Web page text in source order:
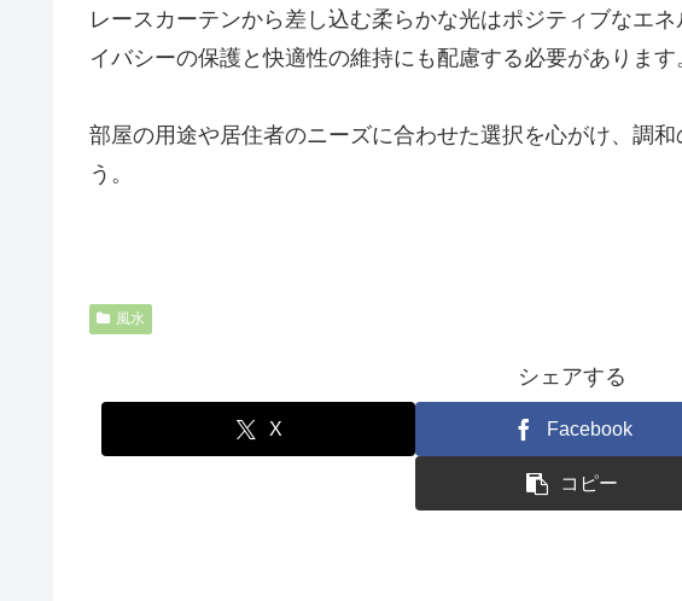
レースカーテンから差し込む柔らかな光はポジティブなエ
イバシーの保護と快適性の維持にも配慮する必要があります
部屋の用途や居住者のニーズに合わせた選択を心がけ、調
う。
風水
シェアする
X Facebook
コピー